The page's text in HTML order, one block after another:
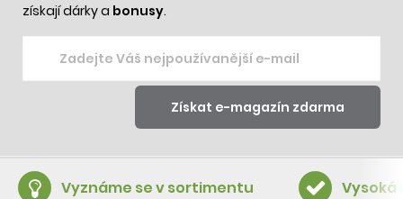
získají dárky a bonusy.
Vyznáme se v sortimentu Vysoká